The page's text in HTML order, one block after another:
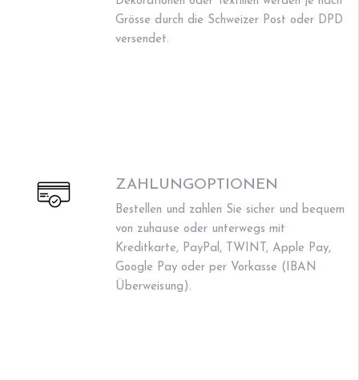
Grösse durch die Schweizer Post oder DPD
versendet.
ZAHLUNGOPTIONEN
Bestellen und zahlen Sie sicher und bequem
von zuhause oder unterwegs mit
Kreditkarte, PayPal, TWINT, Apple Pay,
Google Pay oder per Vorkasse (IBAN
Überweisung).